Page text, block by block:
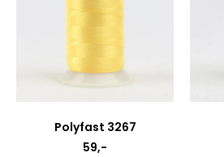
Polyfast 3267
59,-